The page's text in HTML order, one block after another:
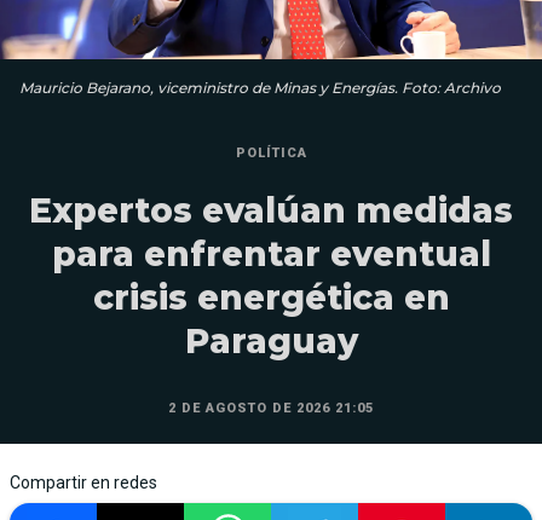
Mauricio Bejarano, viceministro de Minas y Energías. Foto: Archivo
POLÍTICA
Expertos evalúan medidas
para enfrentar eventual
crisis energética en
Paraguay
2 DE AGOSTO DE 2026 21:05
Compartir en redes